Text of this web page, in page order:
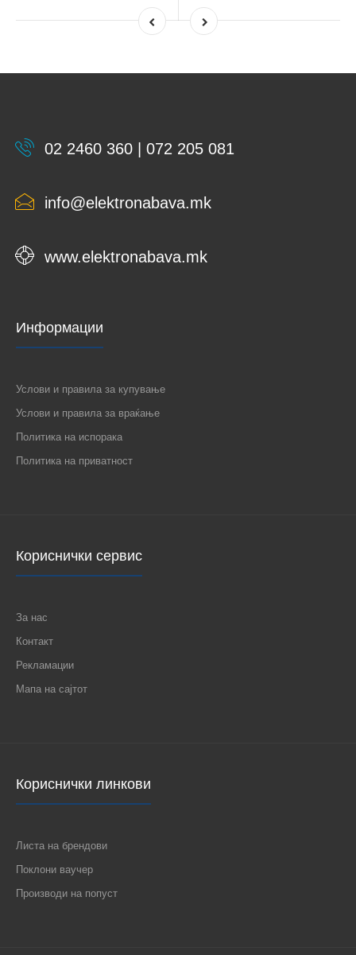
02 2460 360 | 072 205 081
info@elektronabava.mk
www.elektronabava.mk
Информации
Услови и правила за купување
Услови и правила за враќање
Политика на испорака
Политика на приватност
Кориснички сервис
За нас
Контакт
Рекламации
Мапа на сајтот
Кориснички линкови
Листа на брендови
Поклони ваучер
Производи на попуст